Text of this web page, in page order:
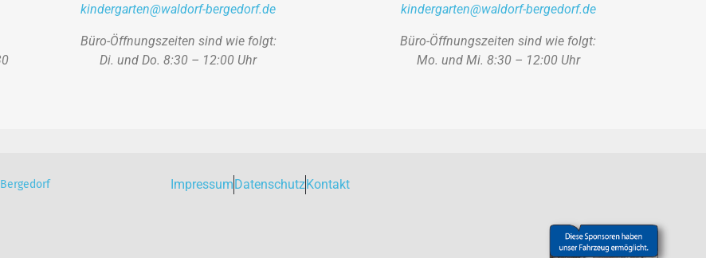
kindergarten@waldorf-bergedorf.de
Büro-Öffnungszeiten sind wie folgt:
Di. und Do. 8:30 – 12:00 Uhr
kindergarten@waldorf-bergedorf.de
Büro-Öffnungszeiten sind wie folgt:
Mo. und Mi. 8:30 – 12:00 Uhr
ImpressumDatenschutzKontakt